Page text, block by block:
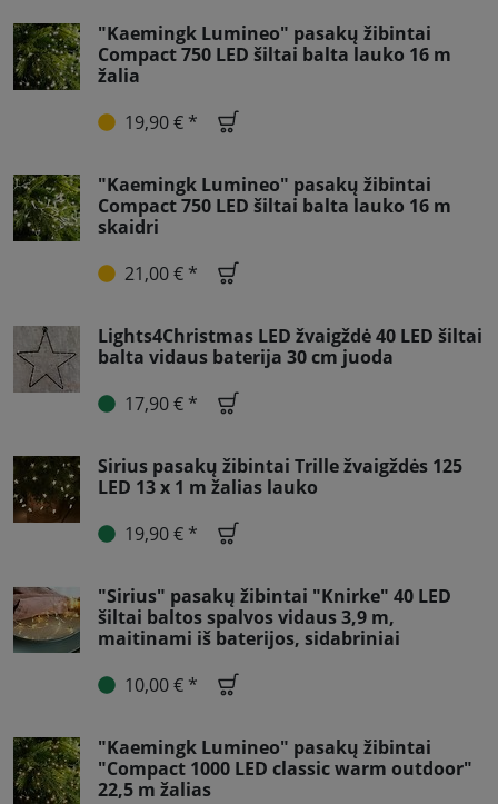
"Kaemingk Lumineo" pasakų žibintai
Compact 750 LED šiltai balta lauko 16 m
žalia
19,90 € *
"Kaemingk Lumineo" pasakų žibintai
Compact 750 LED šiltai balta lauko 16 m
skaidri
21,00 € *
Lights4Christmas LED žvaigždė 40 LED šiltai
balta vidaus baterija 30 cm juoda
17,90 € *
Sirius pasakų žibintai Trille žvaigždės 125
LED 13 x 1 m žalias lauko
19,90 € *
"Sirius" pasakų žibintai "Knirke" 40 LED
šiltai baltos spalvos vidaus 3,9 m,
maitinami iš baterijos, sidabriniai
10,00 € *
"Kaemingk Lumineo" pasakų žibintai
"Compact 1000 LED classic warm outdoor"
22,5 m žalias